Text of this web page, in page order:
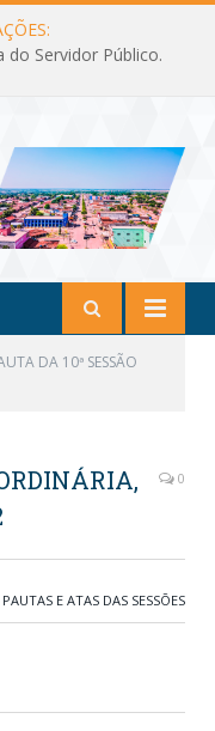
Servidor Público.
DA 10ª SESSÃO
0
PAUTAS E ATAS DAS SESSÕES